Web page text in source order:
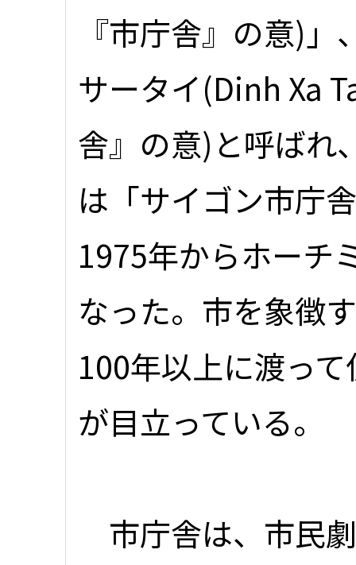
『市庁舎』の意)
サータイ(Dinh Xa
舎』の意)と呼ばれ
は「サイゴン市庁
1975年からホーチ
なった。市を象徴
100年以上に渡っ
が目立っている。
市庁舎は、市民